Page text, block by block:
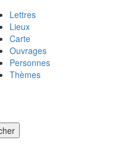
Lettres
Lieux
Carte
Ouvrages
Personnes
Thèmes